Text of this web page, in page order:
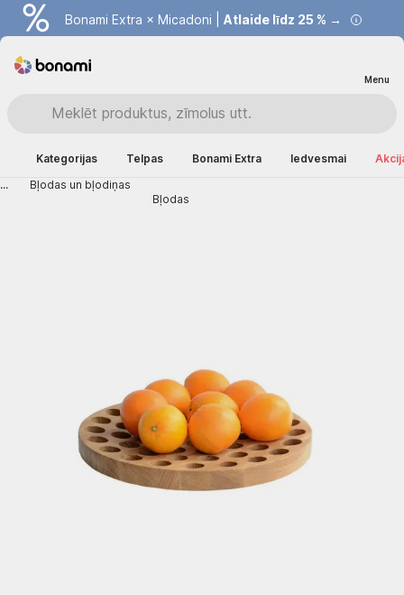
Bonami Extra × Micadoni | Atlaide līdz 25 % →
Menu
Kategorijas Telpas Bonami Extra Iedvesmai
...
Bļodas un bļodiņas
Bļodas